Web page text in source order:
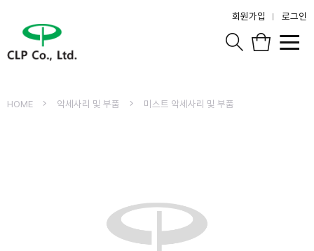
회원가입 로그인
HOME 악세사리 및 부품 미스트 악세사리 및 부품